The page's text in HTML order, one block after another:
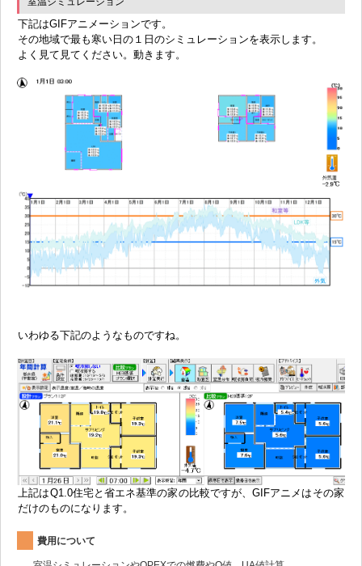
下記はGIFアニメーションです。
その地域で最も寒い日の１日のシミュレーションを表示します。
よく見て見てください。動きます。
いわゆる下記のようなものですね。
上記はQ1.0住宅と省エネ基準の家の比較ですが、GIFアニメはその家
だけのものになります。
費用について